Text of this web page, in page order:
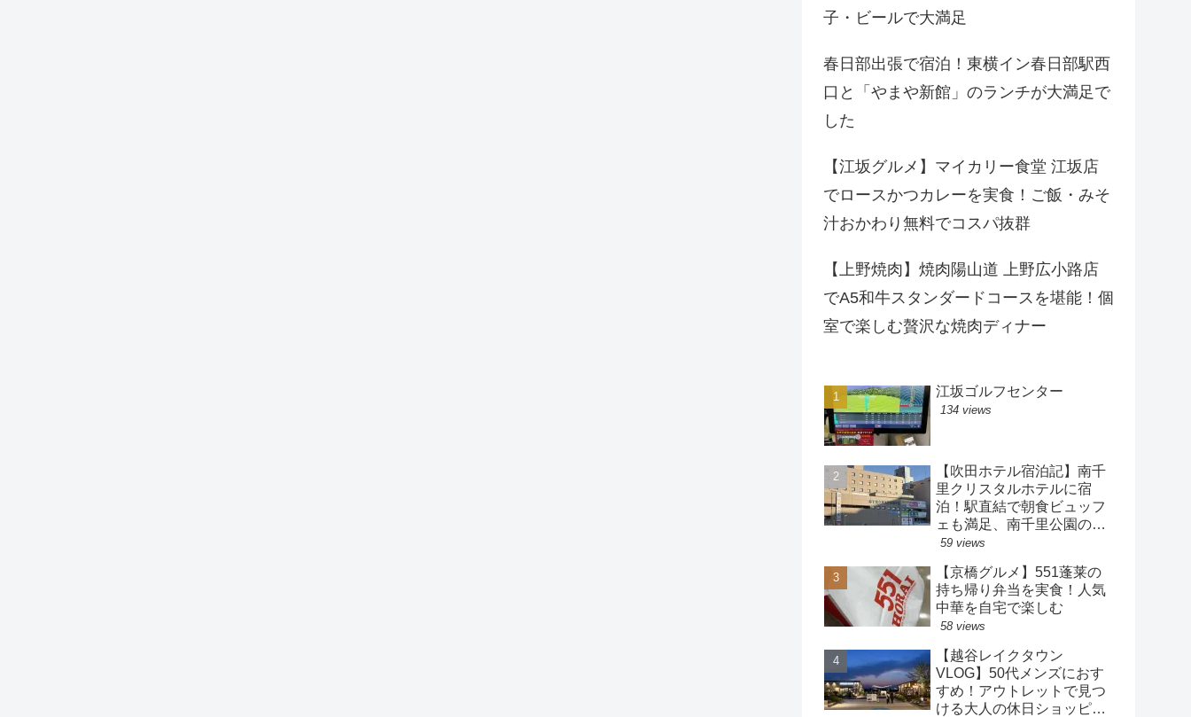
子・ビールで大満足
春日部出張で宿泊！東横イン春日部駅西
口と「やまや新館」のランチが大満足で
した
【江坂グルメ】マイカリー食堂 江坂店
でロースかつカレーを実食！ご飯・みそ
汁おかわり無料でコスパ抜群
【上野焼肉】焼肉陽山道 上野広小路店
でA5和牛スタンダードコースを堪能！個
室で楽しむ贅沢な焼肉ディナー
江坂ゴルフセンター
134 views
【吹田ホテル宿泊記】南千
里クリスタルホテルに宿
泊！駅直結で朝食ビュッフ
ェも満足、南千里公園の散
策も楽しめるホテル
59 views
【京橋グルメ】551蓬莱の
持ち帰り弁当を実食！人気
中華を自宅で楽しむ
58 views
【越谷レイクタウン
VLOG】50代メンズにおす
すめ！アウトレットで見つ
ける大人の休日ショッピン